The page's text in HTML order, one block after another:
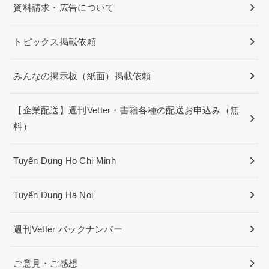
資料請求・広告について
トピックス掲載依頼
みんなの掲示板（紙面）掲載依頼
【企業配送】週刊Vetter・書籍各種の配送お申込み（無
料）
Tuyển Dụng Ho Chi Minh
Tuyển Dụng Ha Noi
週刊Vetter バックナンバー
ご意見・ご感想